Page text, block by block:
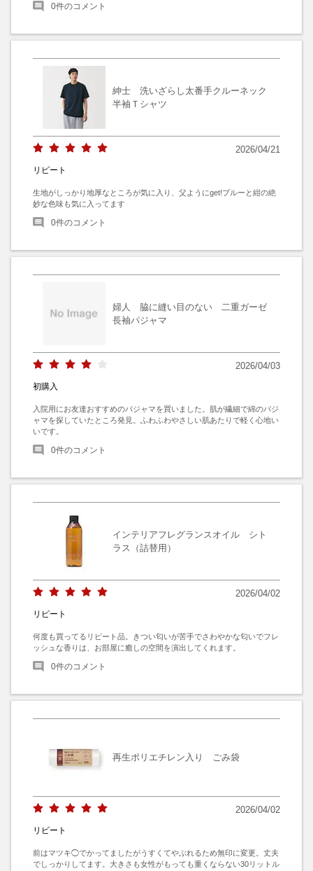
0件のコメント
紳士 洗いざらし太番手クルーネック
半袖Ｔシャツ
2026/04/21
リピート
生地がしっかり地厚なところが気に入り、父ようにget!ブルーと紺の絶
妙な色味も気に入ってます
0件のコメント
婦人 脇に縫い目のない 二重ガーゼ
長袖パジャマ
2026/04/03
初購入
入院用にお友達おすすめのパジャマを買いました。肌が繊細で綿のパジ
ャマを探していたところ発見。ふわふわやさしい肌あたりで軽く心地い
いです。
0件のコメント
インテリアフレグランスオイル シト
ラス（詰替用）
2026/04/02
リピート
何度も買ってるリピート品。きつい匂いが苦手でさわやかな匂いでフレ
ッシュな香りは、お部屋に癒しの空間を演出してくれます。
0件のコメント
再生ポリエチレン入り ごみ袋
2026/04/02
リピート
前はマツキ◯でかってましたがうすくてやぶれるため無印に変更。丈夫
でしっかりしてます。大きさも女性がもっても重くならない30リットル